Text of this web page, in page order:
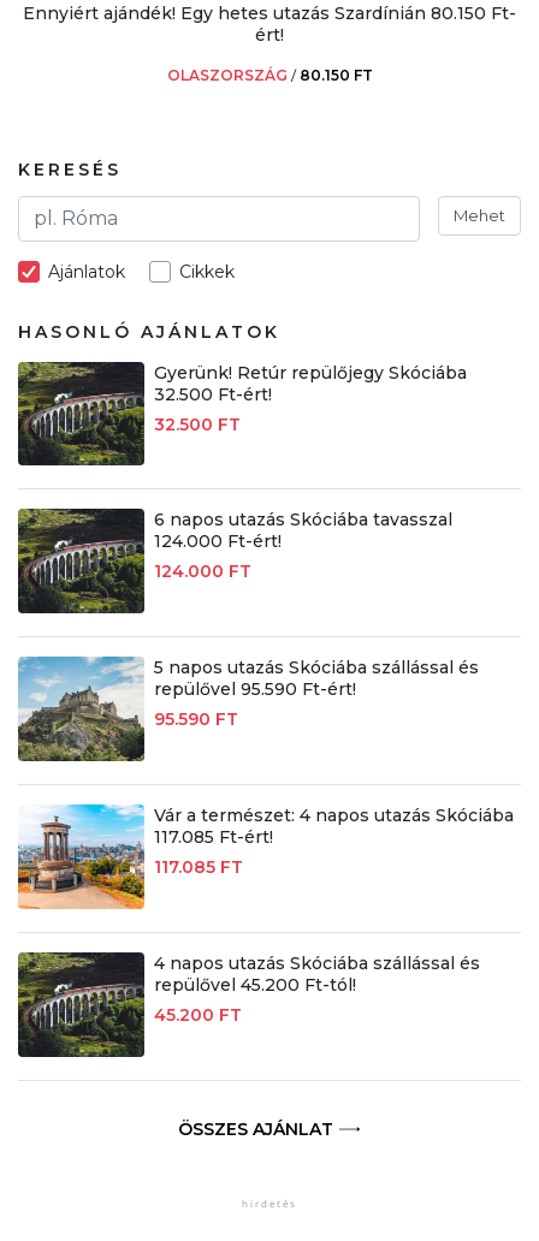
Ennyiért ajándék! Egy hetes utazás Szardínián 80.150 Ft-
ért!
OLASZORSZÁG / 80.150 FT
KERESÉS
Mehet
Ajánlatok Cikkek
HASONLÓ AJÁNLATOK
Gyerünk! Retúr repülőjegy Skóciába
32.500 Ft-ért!
32.500 FT
6 napos utazás Skóciába tavasszal
124.000 Ft-ért!
124.000 FT
5 napos utazás Skóciába szállással és
repülővel 95.590 Ft-ért!
95.590 FT
Vár a természet: 4 napos utazás Skóciába
117.085 Ft-ért!
117.085 FT
4 napos utazás Skóciába szállással és
repülővel 45.200 Ft-tól!
45.200 FT
ÖSSZES AJÁNLAT